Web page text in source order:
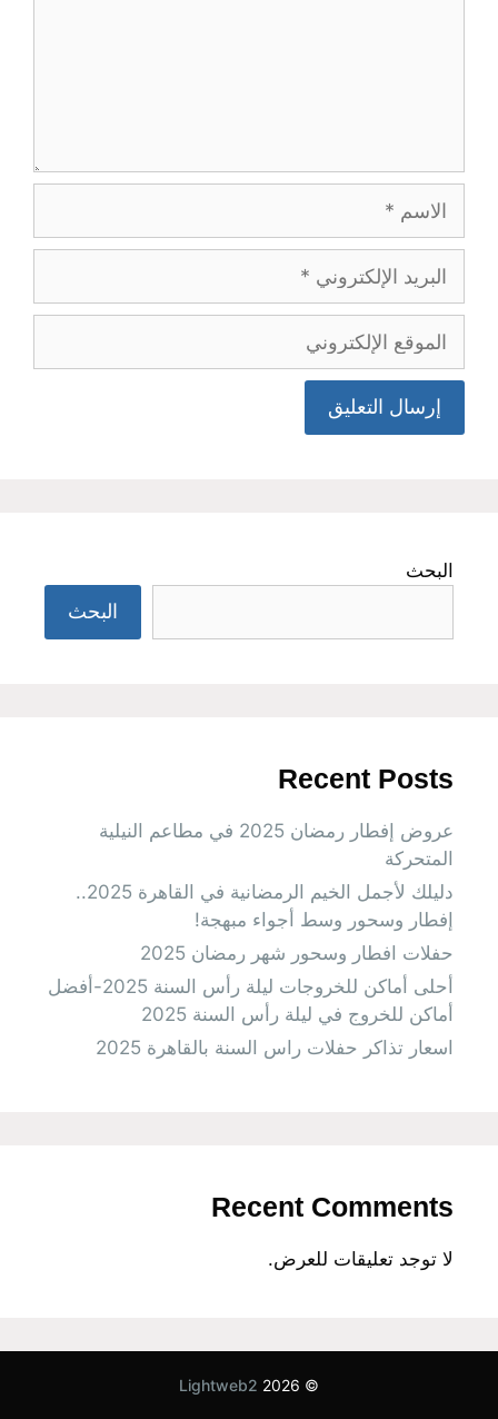
الاسم
البريد
الإلكتروني
الموقع
الإلكتروني
البحث
البحث
Recent Posts
عروض إفطار رمضان 2025 في مطاعم النيلية
المتحركة
دليلك لأجمل الخيم الرمضانية في القاهرة 2025..
إفطار وسحور وسط أجواء مبهجة!
حفلات افطار وسحور شهر رمضان 2025
أحلى أماكن للخروجات ليلة رأس السنة 2025-أفضل
أماكن للخروج في ليلة رأس السنة 2025
اسعار تذاكر حفلات راس السنة بالقاهرة 2025
Recent Comments
لا توجد تعليقات للعرض.
© 2026
Lightweb2